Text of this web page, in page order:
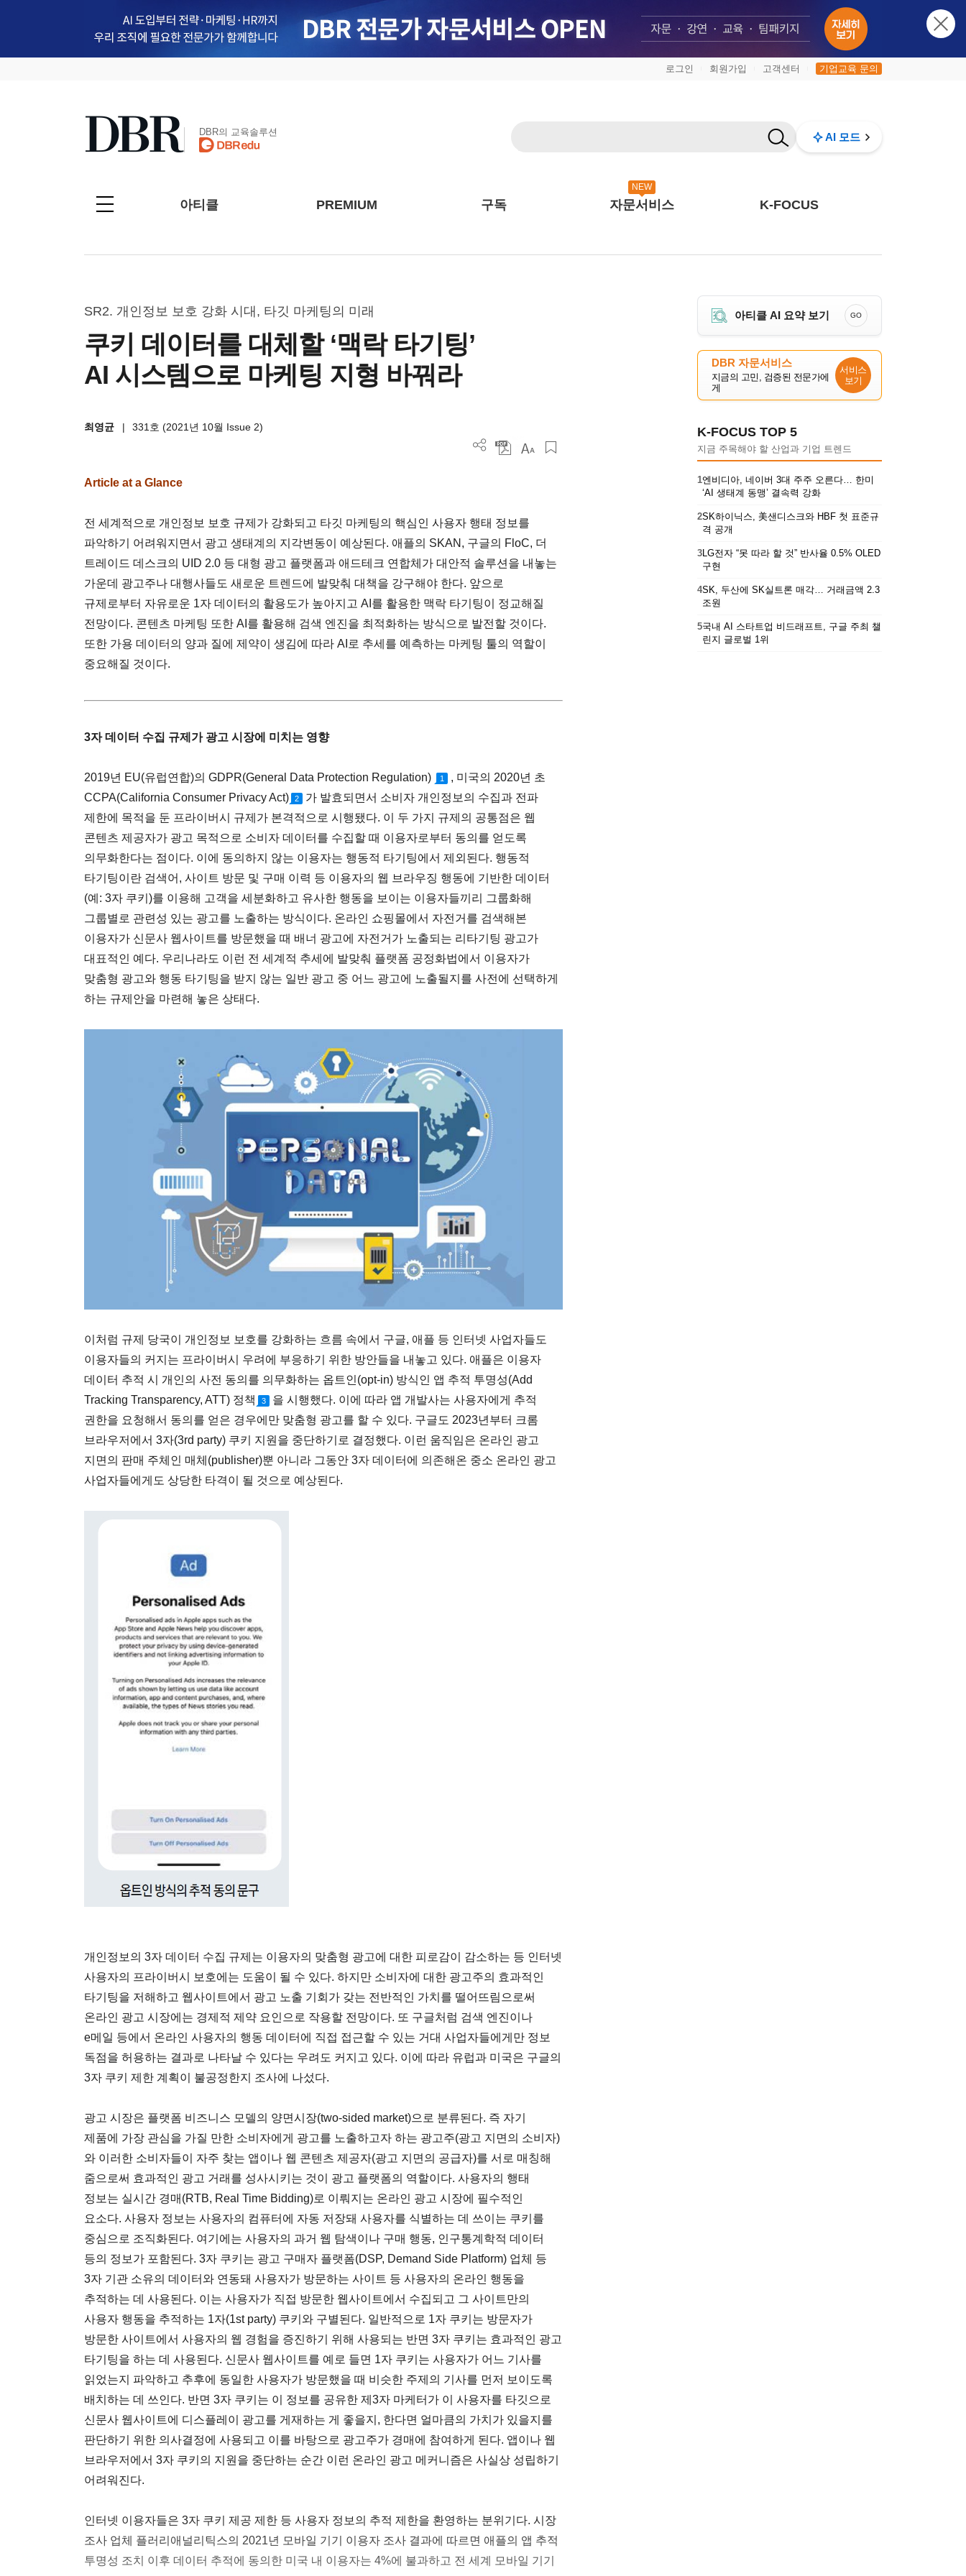
로그인 회원가입 고객센터 기업교육 문의
DBR의 교육솔루션 AI 모드
아티클 PREMIUM 구독
NEW
자문서비스 K-FOCUS
SR2. 개인정보 보호 강화 시대, 타깃 마케팅의 미래
쿠키 데이터를 대체할 ‘맥락 타기팅’
AI 시스템으로 마케팅 지형 바꿔라
최영균 | 331호 (2021년 10월 Issue 2)
Article at a Glance
전 세계적으로 개인정보 보호 규제가 강화되고 타깃 마케팅의 핵심인 사용자 행태 정보를
파악하기 어려워지면서 광고 생태계의 지각변동이 예상된다. 애플의 SKAN, 구글의 FloC, 더
트레이드 데스크의 UID 2.0 등 대형 광고 플랫폼과 애드테크 연합체가 대안적 솔루션을 내놓는
가운데 광고주나 대행사들도 새로운 트렌드에 발맞춰 대책을 강구해야 한다. 앞으로
규제로부터 자유로운 1자 데이터의 활용도가 높아지고 AI를 활용한 맥락 타기팅이 정교해질
전망이다. 콘텐츠 마케팅 또한 AI를 활용해 검색 엔진을 최적화하는 방식으로 발전할 것이다.
또한 가용 데이터의 양과 질에 제약이 생김에 따라 AI로 추세를 예측하는 마케팅 툴의 역할이
중요해질 것이다.
3자 데이터 수집 규제가 광고 시장에 미치는 영향
2019년 EU(유럽연합)의 GDPR(General Data Protection Regulation) 1
, 미국의 2020년 초
CCPA(California Consumer Privacy Act)
2
가 발효되면서 소비자 개인정보의 수집과 전파
제한에 목적을 둔 프라이버시 규제가 본격적으로 시행됐다. 이 두 가지 규제의 공통점은 웹
콘텐츠 제공자가 광고 목적으로 소비자 데이터를 수집할 때 이용자로부터 동의를 얻도록
의무화한다는 점이다. 이에 동의하지 않는 이용자는 행동적 타기팅에서 제외된다. 행동적
타기팅이란 검색어, 사이트 방문 및 구매 이력 등 이용자의 웹 브라우징 행동에 기반한 데이터
(예: 3자 쿠키)를 이용해 고객을 세분화하고 유사한 행동을 보이는 이용자들끼리 그룹화해
그룹별로 관련성 있는 광고를 노출하는 방식이다. 온라인 쇼핑몰에서 자전거를 검색해본
이용자가 신문사 웹사이트를 방문했을 때 배너 광고에 자전거가 노출되는 리타기팅 광고가
대표적인 예다. 우리나라도 이런 전 세계적 추세에 발맞춰 플랫폼 공정화법에서 이용자가
맞춤형 광고와 행동 타기팅을 받지 않는 일반 광고 중 어느 광고에 노출될지를 사전에 선택하게
하는 규제안을 마련해 놓은 상태다.
이처럼 규제 당국이 개인정보 보호를 강화하는 흐름 속에서 구글, 애플 등 인터넷 사업자들도
이용자들의 커지는 프라이버시 우려에 부응하기 위한 방안들을 내놓고 있다. 애플은 이용자
데이터 추적 시 개인의 사전 동의를 의무화하는 옵트인(opt-in) 방식인 앱 추적 투명성(Add
Tracking Transparency, ATT) 정책
3
을 시행했다. 이에 따라 앱 개발사는 사용자에게 추적
권한을 요청해서 동의를 얻은 경우에만 맞춤형 광고를 할 수 있다. 구글도 2023년부터 크롬
브라우저에서 3자(3rd party) 쿠키 지원을 중단하기로 결정했다. 이런 움직임은 온라인 광고
지면의 판매 주체인 매체(publisher)뿐 아니라 그동안 3자 데이터에 의존해온 중소 온라인 광고
사업자들에게도 상당한 타격이 될 것으로 예상된다.
개인정보의 3자 데이터 수집 규제는 이용자의 맞춤형 광고에 대한 피로감이 감소하는 등 인터넷
사용자의 프라이버시 보호에는 도움이 될 수 있다. 하지만 소비자에 대한 광고주의 효과적인
타기팅을 저해하고 웹사이트에서 광고 노출 기회가 갖는 전반적인 가치를 떨어뜨림으로써
온라인 광고 시장에는 경제적 제약 요인으로 작용할 전망이다. 또 구글처럼 검색 엔진이나
e메일 등에서 온라인 사용자의 행동 데이터에 직접 접근할 수 있는 거대 사업자들에게만 정보
독점을 허용하는 결과로 나타날 수 있다는 우려도 커지고 있다. 이에 따라 유럽과 미국은 구글의
3자 쿠키 제한 계획이 불공정한지 조사에 나섰다.
광고 시장은 플랫폼 비즈니스 모델의 양면시장(two-sided market)으로 분류된다. 즉 자기
제품에 가장 관심을 가질 만한 소비자에게 광고를 노출하고자 하는 광고주(광고 지면의 소비자)
와 이러한 소비자들이 자주 찾는 앱이나 웹 콘텐츠 제공자(광고 지면의 공급자)를 서로 매칭해
줌으로써 효과적인 광고 거래를 성사시키는 것이 광고 플랫폼의 역할이다. 사용자의 행태
정보는 실시간 경매(RTB, Real Time Bidding)로 이뤄지는 온라인 광고 시장에 필수적인
요소다. 사용자 정보는 사용자의 컴퓨터에 자동 저장돼 사용자를 식별하는 데 쓰이는 쿠키를
중심으로 조직화된다. 여기에는 사용자의 과거 웹 탐색이나 구매 행동, 인구통계학적 데이터
등의 정보가 포함된다. 3자 쿠키는 광고 구매자 플랫폼(DSP, Demand Side Platform) 업체 등
3자 기관 소유의 데이터와 연동돼 사용자가 방문하는 사이트 등 사용자의 온라인 행동을
추적하는 데 사용된다. 이는 사용자가 직접 방문한 웹사이트에서 수집되고 그 사이트만의
사용자 행동을 추적하는 1자(1st party) 쿠키와 구별된다. 일반적으로 1자 쿠키는 방문자가
방문한 사이트에서 사용자의 웹 경험을 증진하기 위해 사용되는 반면 3자 쿠키는 효과적인 광고
타기팅을 하는 데 사용된다. 신문사 웹사이트를 예로 들면 1자 쿠키는 사용자가 어느 기사를
읽었는지 파악하고 추후에 동일한 사용자가 방문했을 때 비슷한 주제의 기사를 먼저 보이도록
배치하는 데 쓰인다. 반면 3자 쿠키는 이 정보를 공유한 제3자 마케터가 이 사용자를 타깃으로
신문사 웹사이트에 디스플레이 광고를 게재하는 게 좋을지, 한다면 얼마큼의 가치가 있을지를
판단하기 위한 의사결정에 사용되고 이를 바탕으로 광고주가 경매에 참여하게 된다. 앱이나 웹
브라우저에서 3자 쿠키의 지원을 중단하는 순간 이런 온라인 광고 메커니즘은 사실상 성립하기
어려워진다.
인터넷 이용자들은 3자 쿠키 제공 제한 등 사용자 정보의 추적 제한을 환영하는 분위기다. 시장
조사 업체 플러리애널리틱스의 2021년 모바일 기기 이용자 조사 결과에 따르면 애플의 앱 추적
투명성 조치 이후 데이터 추적에 동의한 미국 내 이용자는 4%에 불과하고 전 세계 모바일 기기
아티클 AI 요약 보기 GO
DBR 자문서비스
지금의 고민, 검증된 전문가에
게
서비스
보기
K-FOCUS TOP 5
지금 주목해야 할 산업과 기업 트렌드
1엔비디아, 네이버 3대 주주 오른다… 한미
‘AI 생태계 동맹’ 결속력 강화
2SK하이닉스, 美샌디스크와 HBF 첫 표준규
격 공개
3LG전자 “못 따라 할 것” 반사율 0.5% OLED
구현
4SK, 두산에 SK실트론 매각… 거래금액 2.3
조원
5국내 AI 스타트업 비드래프트, 구글 주최 챌
린지 글로벌 1위